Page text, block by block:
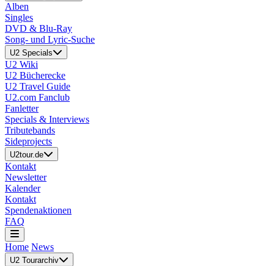
Alben
Singles
DVD & Blu-Ray
Song- und Lyric-Suche
U2 Specials
U2 Wiki
U2 Bücherecke
U2 Travel Guide
U2.com Fanclub
Fanletter
Specials & Interviews
Tributebands
Sideprojects
U2tour.de
Kontakt
Newsletter
Kalender
Kontakt
Spendenaktionen
FAQ
Home News
U2 Tourarchiv